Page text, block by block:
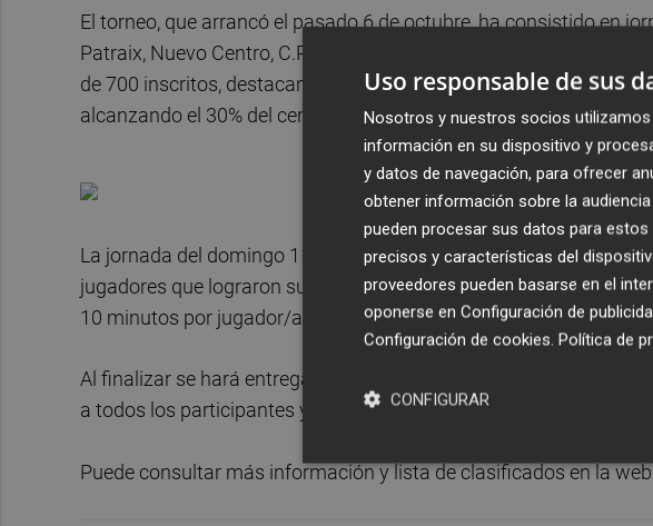
El torneo, que arrancó el pasado 6 de octubre, ha consistido en
Patraix, Nuevo Centro, C.P. Ayora, Plaza de Benimaclet, y C.P.
de 700 inscritos, destacando el incremento de participación
alcanzando el 30% del censo total, frente a un 5% de licencias
La jornada del domingo 11 de noviembre supone la gran final
jugadores que lograron su clasificación a lo largo de las cinco
10 minutos por jugador/a y en cinco rondas.
Al finalizar se hará entrega en la Sala de Conferencias del propio
a todos los participantes y agradecimientos a las entidades
Puede consultar más información y lista de clasificados en la
Uso responsable de sus
Nosotros y nuestros socios
información en su dispositivo y
y datos de navegación, para ofrecer
obtener información sobre la
pueden procesar sus datos para
precisos y características del
proveedores pueden basarse en el
oponerse en Configuración de
Configuración de cookies. Política de
CONFIGURAR